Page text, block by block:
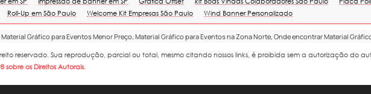
Roll-Up em São Paulo
Welcome Kit Empresas São Paulo Wind Banner Personalizado
Material Gráfico para Eventos Menor Preço, Material Gráfico para Eventos na Zona Norte, Onde encontrar Material
reservado. Sua reprodução, parcial ou total, mesmo citando nossos links, é proibida sem a autorização do
sobre os Direitos Autorais.